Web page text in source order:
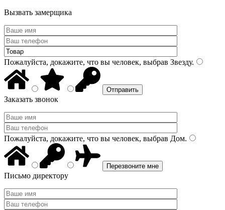
Вызвать замерщика
Пожалуйста, докажите, что вы человек, выбрав Звезду.
Заказать звонок
Пожалуйста, докажите, что вы человек, выбрав Дом.
Письмо директору